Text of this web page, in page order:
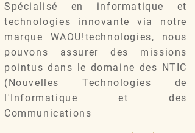
Spécialisé en informatique et
technologies innovante via notre
marque WAOU!technologies, nous
pouvons assurer des missions
pointus dans le domaine des NTIC
(Nouvelles Technologies de
l'Informatique et des
Communications